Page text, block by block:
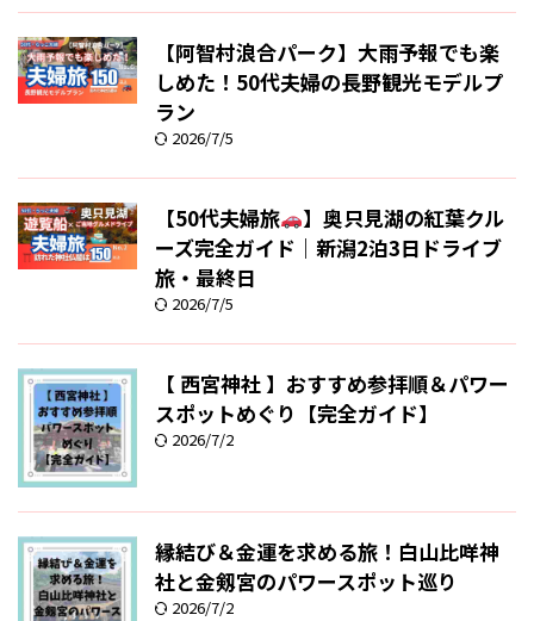
【阿智村浪合パーク】大雨予報でも楽
しめた！50代夫婦の長野観光モデルプ
ラン
2026/7/5
【50代夫婦旅
】奥只見湖の紅葉クル
ーズ完全ガイド｜新潟2泊3日ドライブ
旅・最終日
2026/7/5
【 西宮神社 】おすすめ参拝順＆パワー
スポットめぐり【完全ガイド】
2026/7/2
縁結び＆金運を求める旅！白山比咩神
社と金剱宮のパワースポット巡り
2026/7/2